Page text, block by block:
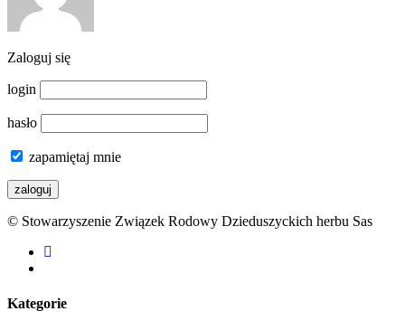
Zaloguj się
login
hasło
zapamiętaj mnie
© Stowarzyszenie Związek Rodowy Dzieduszyckich herbu Sas
facebook
Kategorie